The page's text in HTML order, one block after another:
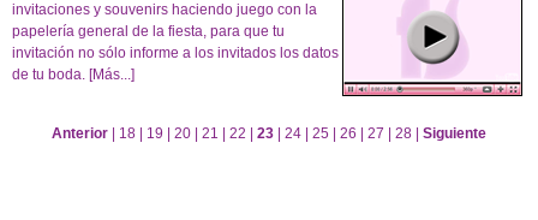
invitaciones y souvenirs haciendo juego con la
papelería general de la fiesta, para que tu
invitación no sólo informe a los invitados los datos
de tu boda. [Más...]
Anterior 18 19 20 21 22 23 24 25 26 27 28 Siguiente